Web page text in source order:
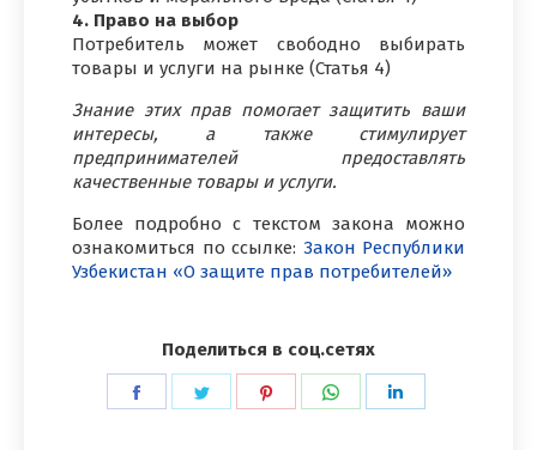
4. Право на выбор
Потребитель может свободно выбирать
товары и услуги на рынке (Статья 4)
Знание этих прав помогает защитить ваши
интересы, а также стимулирует
предпринимателей предоставлять
качественные товары и услуги.
Более подробно с текстом закона можно
ознакомиться по ссылке: Закон Республики
Узбекистан «О защите прав потребителей»
Поделиться в соц.сетях
ПоделитьсяПоделитьсяПоделитьсяПоделиться